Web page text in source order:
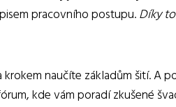
pracovního postupu.Díky
naučíte základům šití. A
kde vám poradí zkušené